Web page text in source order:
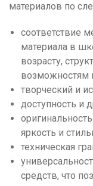
материалов по
соответствие
материала в
возрасту,
возможностям
творческий и
доступность и
яркость и
техническая
средств, что